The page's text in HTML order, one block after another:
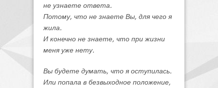
не узнаете ответа.
Потому, что не знаете Вы, для чего я
жила.
И конечно не знаете, что при жизни
меня уже нету.
Вы будете думать, что я оступилась.
Или попала в безвыходное положение,